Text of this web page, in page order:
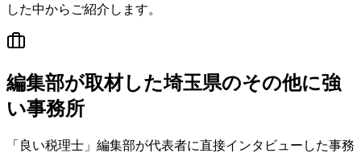
した中からご紹介します。
編集部が取材した埼玉県のその他に強
い事務所
「良い税理士」編集部が代表者に直接インタビューした事務